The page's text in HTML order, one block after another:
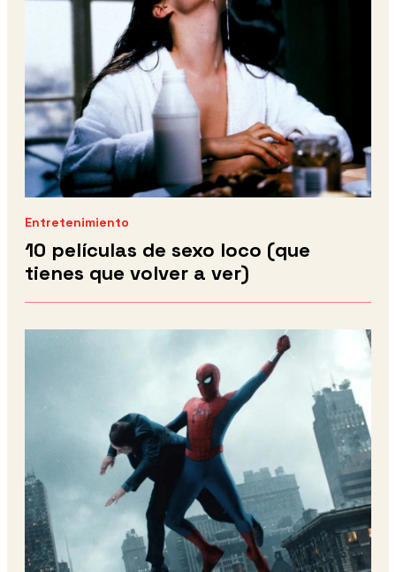
Entretenimiento
10 películas de sexo loco (que
tienes que volver a ver)